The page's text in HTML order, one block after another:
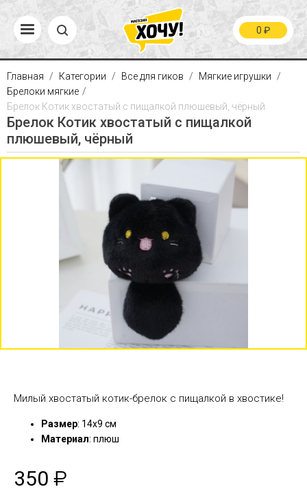
0 ₽
Главная Категории Все для гиков
Мягкие игрушки
Брелоки мягкие
Брелок Котик хвостатый с пищалкой плюшевый, чёрный
Брелок Котик хвостатый с пищалкой
плюшевый, чёрный
Милый хвостатый котик-брелок с пищалкой в хвостике!
Размер: 14х9 см
Материал: плюш
350 ₽